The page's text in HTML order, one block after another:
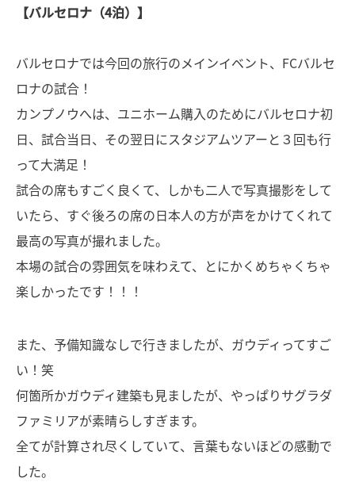
【バルセロナ（4泊）】
バルセロナでは今回の旅行のメインイベント、FCバルセ
ロナの試合！
カンプノウへは、ユニホーム購入のためにバルセロナ初
日、試合当日、その翌日にスタジアムツアーと３回も行
って大満足！
試合の席もすごく良くて、しかも二人で写真撮影をして
いたら、すぐ後ろの席の日本人の方が声をかけてくれて
最高の写真が撮れました。
本場の試合の雰囲気を味わえて、とにかくめちゃくちゃ
楽しかったです！！！
また、予備知識なしで行きましたが、ガウディってすご
い！笑
何箇所かガウディ建築も見ましたが、やっぱりサグラダ
ファミリアが素晴らしすぎます。
全てが計算され尽くしていて、言葉もないほどの感動で
した。